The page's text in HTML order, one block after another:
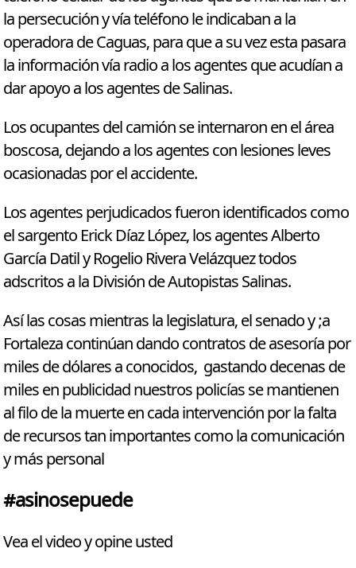
la persecución y vía teléfono le indicaban a la
operadora de Caguas, para que a su vez esta pasara
la información vía radio a los agentes que acudían a
dar apoyo a los agentes de Salinas.
Los ocupantes del camión se internaron en el área
boscosa, dejando a los agentes con lesiones leves
ocasionadas por el accidente.
Los agentes perjudicados fueron identificados como
el sargento Erick Díaz López, los agentes Alberto
García Datil y Rogelio Rivera Velázquez todos
adscritos a la División de Autopistas Salinas.
Así las cosas mientras la legislatura, el senado y ;a
Fortaleza continúan dando contratos de asesoría por
miles de dólares a conocidos, gastando decenas de
miles en publicidad nuestros policías se mantienen
al filo de la muerte en cada intervención por la falta
de recursos tan importantes como la comunicación
y más personal
#asinosepuede
Vea el video y opine usted